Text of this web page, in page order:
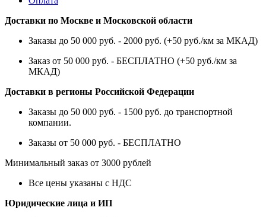
Доставки по Москве и Московской области
Заказы до 50 000 руб. - 2000 руб. (+50 руб./км за МКАД)
Заказ от 50 000 руб. - БЕСПЛАТНО (+50 руб./км за
МКАД)
Доставки в регионы Российской Федерации
Заказы до 50 000 руб. - 1500 руб. до транспортной
компании.
Заказы от 50 000 руб. - БЕСПЛАТНО
Минимальный заказ от 3000 рублей
Все цены указаны с НДС
Юридические лица и ИП